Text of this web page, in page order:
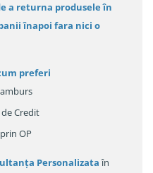
a returna produsele în
înapoi fara nici o
preferi
Credit
OP
Personalizataîn